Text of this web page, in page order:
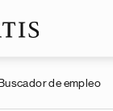
Buscador de empleo